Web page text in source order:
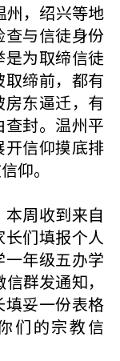
州，绍兴等地
与信徒身份
为取缔信徒
缔前，都有
东逼迁，有
封。温州平
开信仰摸底排
仰。
周收到来自
们填报个人
年级五办学
群发通知，
妥一份表格
们的宗教信